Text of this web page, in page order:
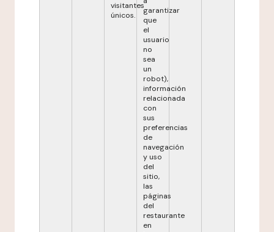
visitantes
únicos.
garantizar
que
el
usuario
no
sea
un
robot),
información
relacionada
con
sus
preferencias
de
navegación
y uso
del
sitio,
las
páginas
del
restaurante
en